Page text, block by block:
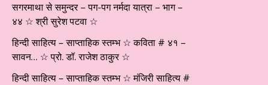
सगरमाथा से समुन्दर – पग-पग नर्मदा यात्रा – भाग –
४४ ☆ श्री सुरेश पटवा ☆
हिन्दी साहित्य – साप्ताहिक स्तम्भ ☆ कविता # ४१ –
सावन… ☆ प्रो. डॉ. राजेश ठाकुर ☆
हिन्दी साहित्य – साप्ताहिक स्तम्भ ☆ मंजिरी साहित्य #